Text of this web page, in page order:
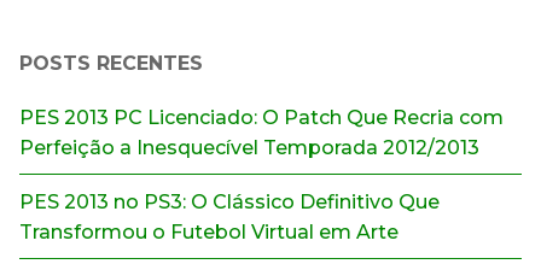
POSTS RECENTES
PES 2013 PC Licenciado: O Patch Que Recria com
Perfeição a Inesquecível Temporada 2012/2013
PES 2013 no PS3: O Clássico Definitivo Que
Transformou o Futebol Virtual em Arte